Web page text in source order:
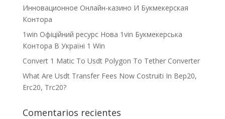
Инновационное Онлайн-казино И Букмекерская
Контора
1win Офіційний ресурс Нова 1vin Букмекерська
Контора В Україні 1 Win
Convert 1 Matic To Usdt Polygon To Tether Converter
What Are Usdt Transfer Fees Now Costruiti In Bep20,
Erc20, Trc20?
Comentarios recientes